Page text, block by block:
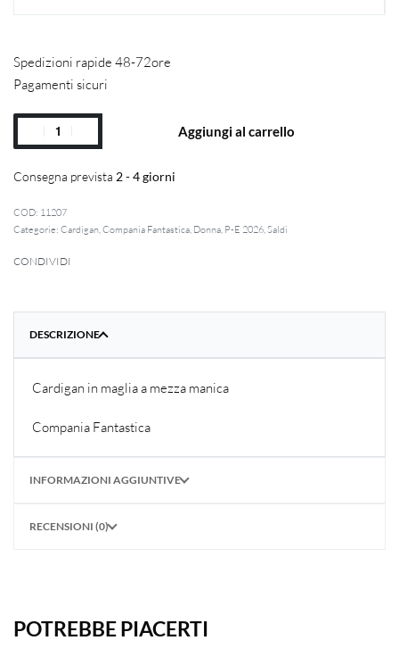
Spedizioni rapide 48-72ore
Pagamenti sicuri
Aggiungi al carrello
Consegna prevista 2 - 4 giorni
11207
Categorie: Cardigan,Compania Fantastica, Donna, P-E 2026,Saldi
CONDIVIDI
DESCRIZIONE
Cardigan in maglia a mezza manica
Compania Fantastica
INFORMAZIONI AGGIUNTIVE
RECENSIONI (0)
POTREBBE PIACERTI